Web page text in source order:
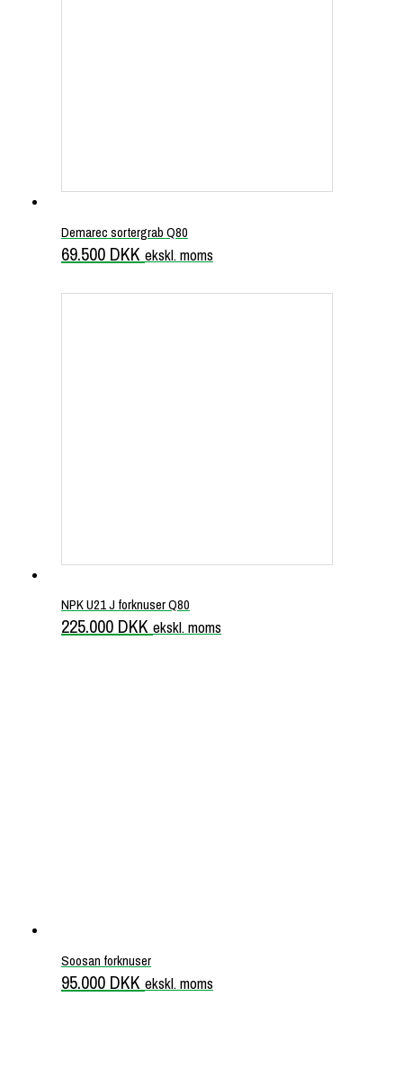
Demarec sortergrab Q80
69.500 DKK ekskl. moms
NPK U21 J forknuser Q80
225.000 DKK ekskl. moms
Soosan forknuser
95.000 DKK ekskl. moms